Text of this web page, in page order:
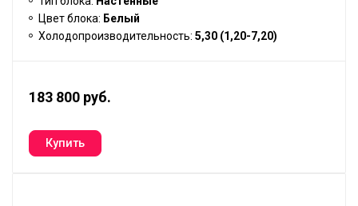
Цвет блока: Белый
Холодопроизводительность: 5,30 (1,20-7,20)
183 800 руб.